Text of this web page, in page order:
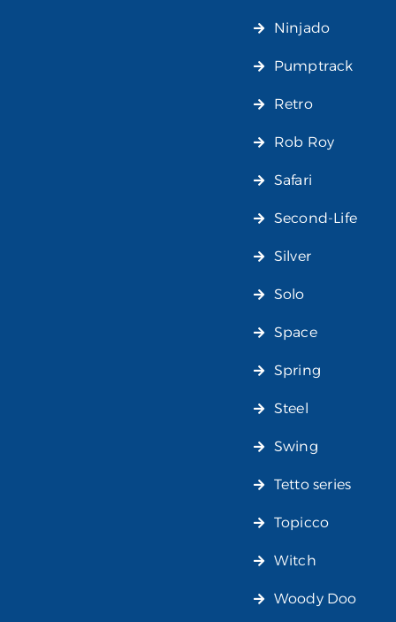
Ninjado
Pumptrack
Retro
Rob Roy
Safari
Second-Life
Silver
Solo
Space
Spring
Steel
Swing
Tetto series
Topicco
Witch
Woody Doo